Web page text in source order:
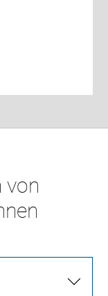
von